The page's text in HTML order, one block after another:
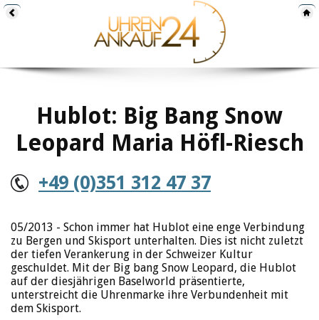
Hublot: Big Bang Snow
Leopard Maria Höfl-Riesch
+49 (0)351 312 47 37
05/2013 - Schon immer hat Hublot eine enge Verbindung
zu Bergen und Skisport unterhalten. Dies ist nicht zuletzt
der tiefen Verankerung in der Schweizer Kultur
geschuldet. Mit der Big bang Snow Leopard, die Hublot
auf der diesjährigen Baselworld präsentierte,
unterstreicht die Uhrenmarke ihre Verbundenheit mit
dem Skisport.